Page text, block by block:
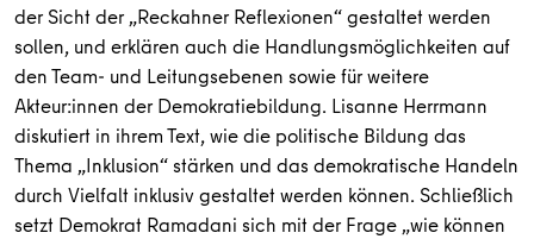
der Sicht der „ReckahnerReflexionen“ gestaltet werden
sollen, und erklären auch die Handlungsmöglichkeiten auf
den Team- und Leitungsebenen sowie für weitere
Akteur:innen der Demokratiebildung. Lisanne Herrmann
diskutiert in ihrem Text, wie die politische Bildung das
Thema „Inklusion“ stärken und das demokratische Handeln
durch Vielfalt inklusiv gestaltet werden können. Schließlich
setzt Demokrat Ramadani sich mit der Frage „wie können